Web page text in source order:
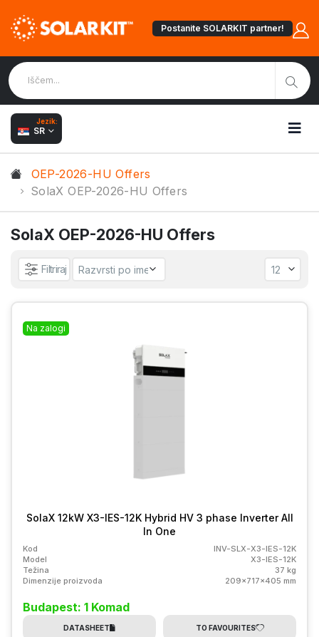
Postanite SOLARKIT partner!
Jezik:
SR
OEP-2026-HU Offers
SolaX OEP-2026-HU Offers
SolaX OEP-2026-HU Offers
Filtriraj
Na zalogi
SolaX 12kW X3-IES-12K Hybrid HV 3 phase Inverter All
In One
Kod
INV-SLX-X3-IES-12K
Model
X3-IES-12K
Težina
37 kg
Dimenzije proizvoda
209x717x405 mm
Budapest: 1 Komad
DATASHEET TO FAVOURITES